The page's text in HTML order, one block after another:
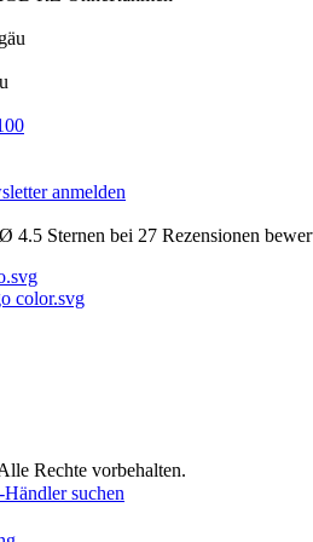
anmelden
Sternen bei 27 Rezensionen
Rechte vorbehalten.
suchen